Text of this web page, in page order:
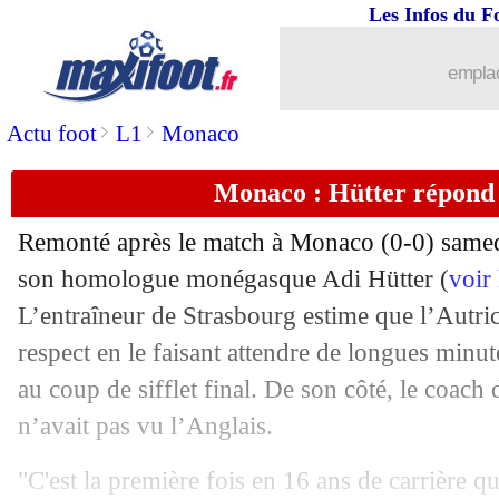
Actu foot> L1 > Monaco
Les Infos du
Monaco : Hütter répond
Remonté après le match à Monaco (0-0)
son homologue monégasque Adi Hütter (voir
L’entraîneur de Strasbourg estime que
respect en le faisant attendre de longues
au coup de sifflet final. De son côté, le coach
n’avait pas vu l’Anglais.
"C'est la première fois en 16 ans de carrière
: Brest-Lens, les compos
20/04 L1
20/04 Man Utd: Antony reconnaissant
20/04 Montpellier : fin de série au
20/04 Barça: Raphinha met en avant le
20/04 Hol.: l'Ajax prend une rouste
20/04 L1: Lille-Auxerre, les compos
20/04 EdF: le conseil de S. Anderson à